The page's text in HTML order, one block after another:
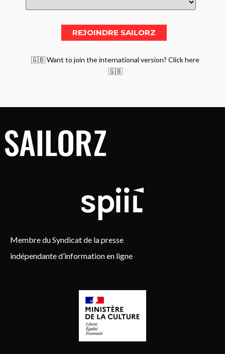
🇬🇧 Want to join the international version? Click here
🇬🇧
Membre du Syndicat de la presse
indépendante d’information en ligne